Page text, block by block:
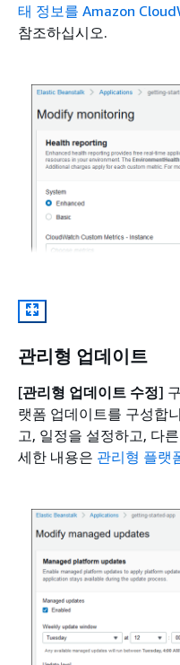
태 정보를 Amazon
참조하십시오.
관리형 업데이트
[관리형 업데이트 수정]
랫폼 업데이트를 구성합
고, 일정을 설정하고, 다
세한 내용은 관리형 플랫